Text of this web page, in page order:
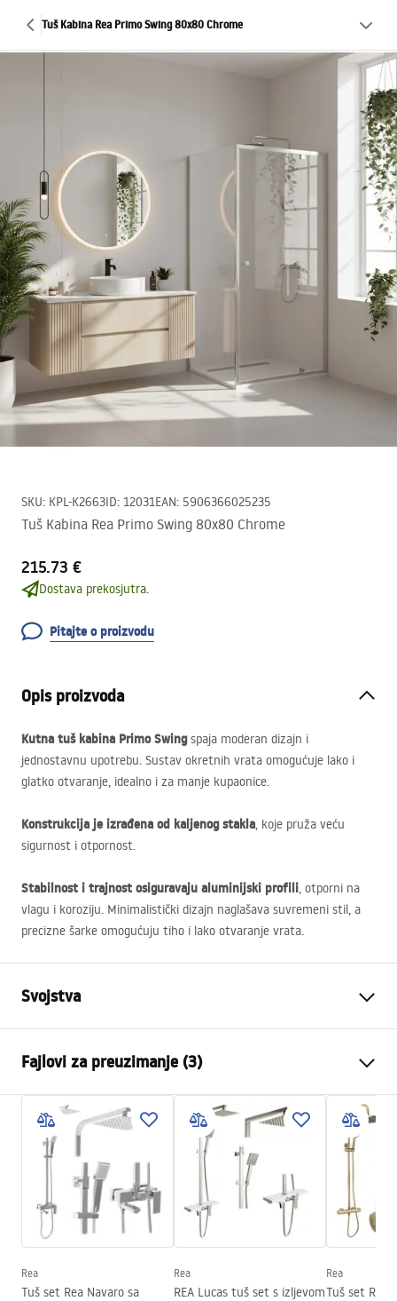
Tuš Kabina Rea Primo Swing 80x80 Chrome
SKU: KPL-K2663ID: 12031EAN: 5906366025235
Tuš Kabina Rea Primo Swing 80x80 Chrome
215.73 €
Dostava prekosjutra.
Pitajte o proizvodu
Opis proizvoda
Kutna tuš kabina Primo Swingspaja moderan dizajn i
jednostavnu upotrebu. Sustav okretnih vrata omogućuje lako i
glatko otvaranje, idealno i za manje kupaonice.
Konstrukcija je izrađena od kaljenog stakla, koje pruža veću
sigurnost i otpornost.
Stabilnost i trajnost osiguravaju aluminijski profili, otporni na
vlagu i koroziju. Minimalistički dizajn naglašava suvremeni stil, a
precizne šarke omogućuju tiho i lako otvaranje vrata.
Svojstva
stijenka)
Boja
Krom
Tip kabine
Ugao
Boja stakla
Transparent 4mm
Naćin otvoranja
Na kip
Seria
Primo
Montaža
Na tuš kadi ili podu
Smjer kabine
Lijevo ili desno
Fajlovi za preuzimanje (3)
Warunki bezpieczeństwa
WARUNKI BEZPIECZENSTWA KABINY DRZWI
PARAWANY.pdf
Uputstvo za montažu
Kabina Primo Swing.pdf
Rea
Tuš set Rea Navaro sa
Rea
REA Lucas tuš set s izljevom
Rea
Tuš set Rea